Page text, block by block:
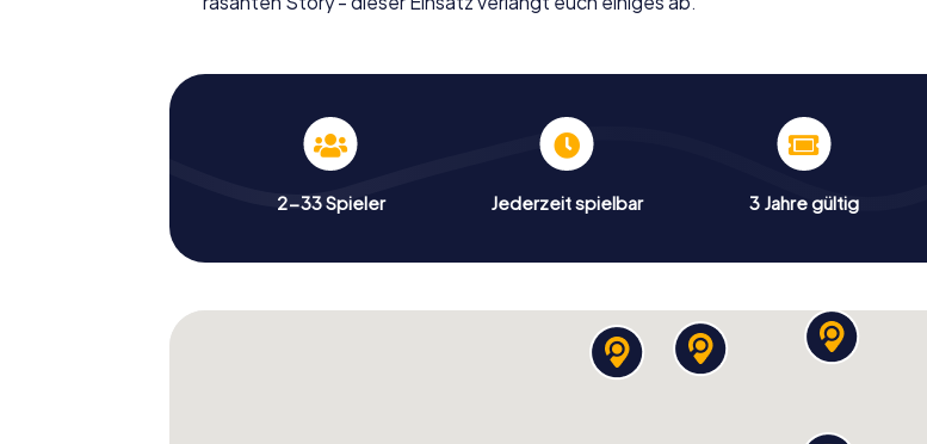
2-33 Spieler Jederzeit spielbar 3 Jahre gültig